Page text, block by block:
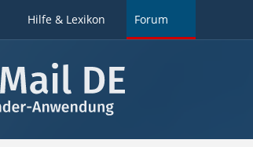
Hilfe & Lexikon Forum